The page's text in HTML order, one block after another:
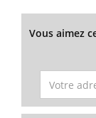
Vous aimez